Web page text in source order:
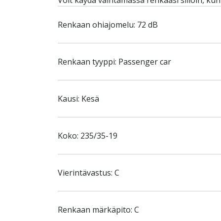
Renkaan ohiajomelu: 72 dB
Renkaan tyyppi: Passenger car
Kausi: Kesä
Koko: 235/35-19
Vierintävastus: C
Renkaan märkäpito: C